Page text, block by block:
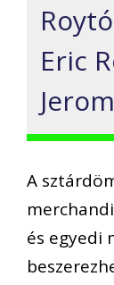
Eric
A
és egyedi